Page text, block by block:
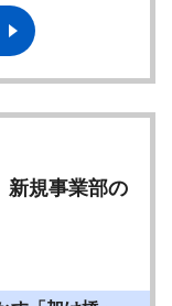
新規事業部の